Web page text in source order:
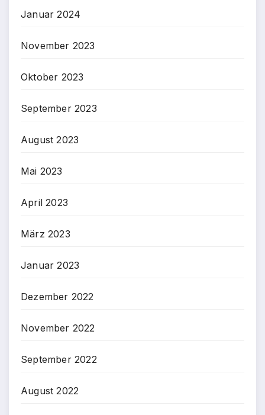
Januar 2024
November 2023
Oktober 2023
September 2023
August 2023
Mai 2023
April 2023
März 2023
Januar 2023
Dezember 2022
November 2022
September 2022
August 2022